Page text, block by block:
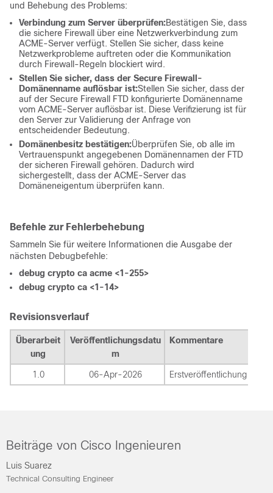
und Behebung des Problems:
Verbindung zum Server überprüfen:Bestätigen Sie, dass
die sichere Firewall über eine Netzwerkverbindung zum
ACME-Server verfügt. Stellen Sie sicher, dass keine
Netzwerkprobleme auftreten oder die Kommunikation
durch Firewall-Regeln blockiert wird.
Stellen Sie sicher, dass der Secure Firewall-
Domänenname auflösbar ist:Stellen Sie sicher, dass der
auf der Secure Firewall FTD konfigurierte Domänenname
vom ACME-Server auflösbar ist. Diese Verifizierung ist für
den Server zur Validierung der Anfrage von
entscheidender Bedeutung.
Domänenbesitz bestätigen:Überprüfen Sie, ob alle im
Vertrauenspunkt angegebenen Domänennamen der FTD
der sicheren Firewall gehören. Dadurch wird
sichergestellt, dass der ACME-Server das
Domäneneigentum überprüfen kann.
Befehle zur Fehlerbehebung
Sammeln Sie für weitere Informationen die Ausgabe der
nächsten Debugbefehle:
debug crypto ca acme <1-255>
debug crypto ca <1-14>
Revisionsverlauf
Überarbeit
ung
Veröffentlichungsdatu
m
Kommentare
1.0 06-Apr-2026 Erstveröffentlichung
Beiträge von Cisco Ingenieuren
Luis Suarez
Technical Consulting Engineer